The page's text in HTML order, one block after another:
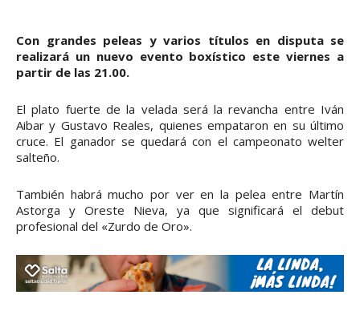
Con grandes peleas y varios títulos en disputa se
realizará un nuevo evento boxístico este viernes a
partir de las 21.00.
El plato fuerte de la velada será la revancha entre Iván
Aibar y Gustavo Reales, quienes empataron en su último
cruce. El ganador se quedará con el campeonato welter
salteño.
También habrá mucho por ver en la pelea entre Martín
Astorga y Oreste Nieva, ya que significará el debut
profesional del «Zurdo de Oro».